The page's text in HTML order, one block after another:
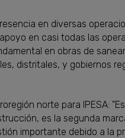
en diversas
en casi todas las
en obras de
distritales, y gobiernos
norte para IPESA:
es la segunda
importante debido a la